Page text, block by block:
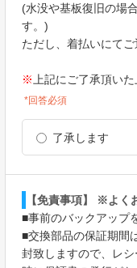
(水没や基板復旧の場
す。)
ただし、着払いにて
※ 上記にご了承頂い
*回答必須
了承します
【免責事項】 ※よく
■事前のバックアップ
■交換部品の保証期間
封致しますので、レ